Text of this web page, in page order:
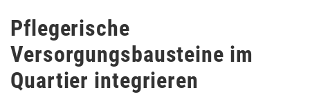
Pflegerische
Versorgungsbausteine im
Quartier integrieren